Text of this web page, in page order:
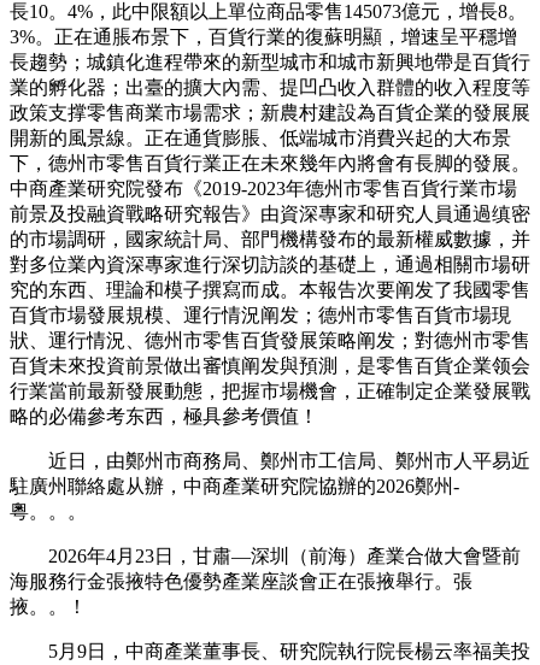
長10。4%，此中限額以上單位商品零售145073億元，增長8。
3%。正在通脹布景下，百貨行業的復蘇明顯，增速呈平穩增
長趨勢；城鎮化進程帶來的新型城市和城市新興地帶是百貨行
業的孵化器；出臺的擴大內需、提凹凸收入群體的收入程度等
政策支撑零售商業市場需求；新農村建設為百貨企業的發展展
開新的風景線。正在通貨膨脹、低端城市消費兴起的大布景
下，德州市零售百貨行業正在未來幾年內將會有長脚的發展。
中商產業研究院發布《2019-2023年德州市零售百貨行業市場
前景及投融資戰略研究報告》由資深專家和研究人員通過缜密
的市場調研，國家統計局、部門機構發布的最新權威數據，并
對多位業內資深專家進行深切訪談的基礎上，通過相關市場研
究的东西、理論和模子撰寫而成。本報告次要阐发了我國零售
百貨市場發展規模、運行情況阐发；德州市零售百貨市場現
狀、運行情況、德州市零售百貨發展策略阐发；對德州市零售
百貨未來投資前景做出審慎阐发與預測，是零售百貨企業领会
行業當前最新發展動態，把握市場機會，正確制定企業發展戰
略的必備參考东西，極具參考價值！
近日，由鄭州市商務局、鄭州市工信局、鄭州市人平易近
駐廣州聯絡處从辦，中商產業研究院協辦的2026鄭州-
粵。。。
2026年4月23日，甘肅—深圳（前海）產業合做大會暨前
海服務行金張掖特色優勢產業座談會正在張掖舉行。張
掖。。！
5月9日，中商產業董事長、研究院執行院長楊云率福美投